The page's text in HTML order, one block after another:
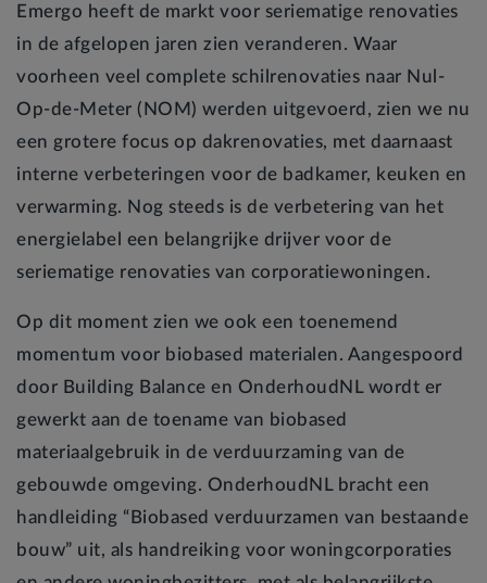
Emergo heeft de markt voor seriematige renovaties
in de afgelopen jaren zien veranderen. Waar
voorheen veel complete schilrenovaties naar Nul-
Op-de-Meter (NOM) werden uitgevoerd, zien we nu
een grotere focus op dakrenovaties, met daarnaast
interne verbeteringen voor de badkamer, keuken en
verwarming. Nog steeds is de verbetering van het
energielabel een belangrijke drijver voor de
seriematige renovaties van corporatiewoningen.
Op dit moment zien we ook een toenemend
momentum voor biobased materialen. Aangespoord
door Building Balance en OnderhoudNL wordt er
gewerkt aan de toename van biobased
materiaalgebruik in de verduurzaming van de
gebouwde omgeving. OnderhoudNL bracht een
handleiding “Biobased verduurzamen van bestaande
bouw” uit, als handreiking voor woningcorporaties